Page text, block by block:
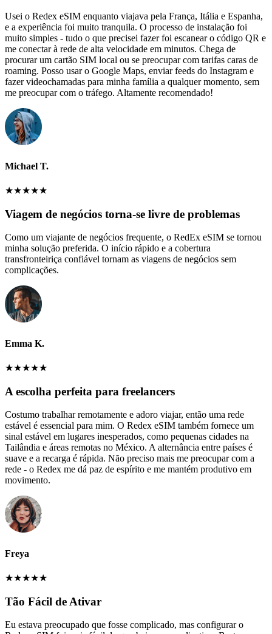
Usei o Redex eSIM enquanto viajava pela França, Itália e Espanha,
e a experiência foi muito tranquila. O processo de instalação foi
muito simples - tudo o que precisei fazer foi escanear o código QR e
me conectar à rede de alta velocidade em minutos. Chega de
procurar um cartão SIM local ou se preocupar com tarifas caras de
roaming. Posso usar o Google Maps, enviar feeds do Instagram e
fazer videochamadas para minha família a qualquer momento, sem
me preocupar com o tráfego. Altamente recomendado!
Michael T.
★★★★★
Viagem de negócios torna-se livre de problemas
Como um viajante de negócios frequente, o RedEx eSIM se tornou
minha solução preferida. O início rápido e a cobertura
transfronteiriça confiável tornam as viagens de negócios sem
complicações.
Emma K.
★★★★★
A escolha perfeita para freelancers
Costumo trabalhar remotamente e adoro viajar, então uma rede
estável é essencial para mim. O Redex eSIM também fornece um
sinal estável em lugares inesperados, como pequenas cidades na
Tailândia e áreas remotas no México. A alternância entre países é
suave e a recarga é rápida. Não preciso mais me preocupar com a
rede - o Redex me dá paz de espírito e me mantém produtivo em
movimento.
Freya
★★★★★
Tão Fácil de Ativar
Eu estava preocupado que fosse complicado, mas configurar o